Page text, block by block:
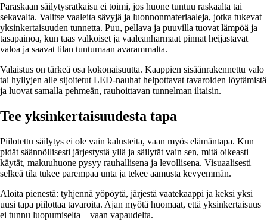
Paraskaan säilytysratkaisu ei toimi, jos huone tuntuu raskaalta tai
sekavalta. Valitse vaaleita sävyjä ja luonnonmateriaaleja, jotka tukevat
yksinkertaisuuden tunnetta. Puu, pellava ja puuvilla tuovat lämpöä ja
tasapainoa, kun taas valkoiset ja vaaleanharmaat pinnat heijastavat
valoa ja saavat tilan tuntumaan avarammalta.
Valaistus on tärkeä osa kokonaisuutta. Kaappien sisäänrakennettu valo
tai hyllyjen alle sijoitetut LED-nauhat helpottavat tavaroiden löytämistä
ja luovat samalla pehmeän, rauhoittavan tunnelman iltaisin.
Tee yksinkertaisuudesta tapa
Piilotettu säilytys ei ole vain kalusteita, vaan myös elämäntapa. Kun
pidät säännöllisesti järjestystä yllä ja säilytät vain sen, mitä oikeasti
käytät, makuuhuone pysyy rauhallisena ja levollisena. Visuaalisesti
selkeä tila tukee parempaa unta ja tekee aamusta kevyemmän.
Aloita pienestä: tyhjennä yöpöytä, järjestä vaatekaappi ja keksi yksi
uusi tapa piilottaa tavaroita. Ajan myötä huomaat, että yksinkertaisuus
ei tunnu luopumiselta – vaan vapaudelta.